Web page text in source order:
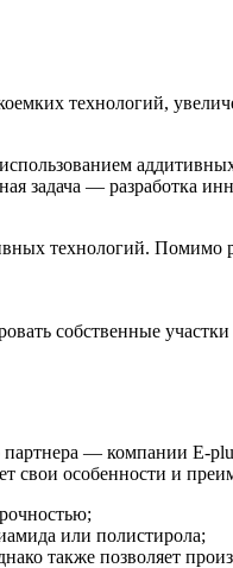
технологий,
задача — разработка
технологий. Помимо
собственные участки
— компании E-
свои особенности и
или полистирола;
также позволяет